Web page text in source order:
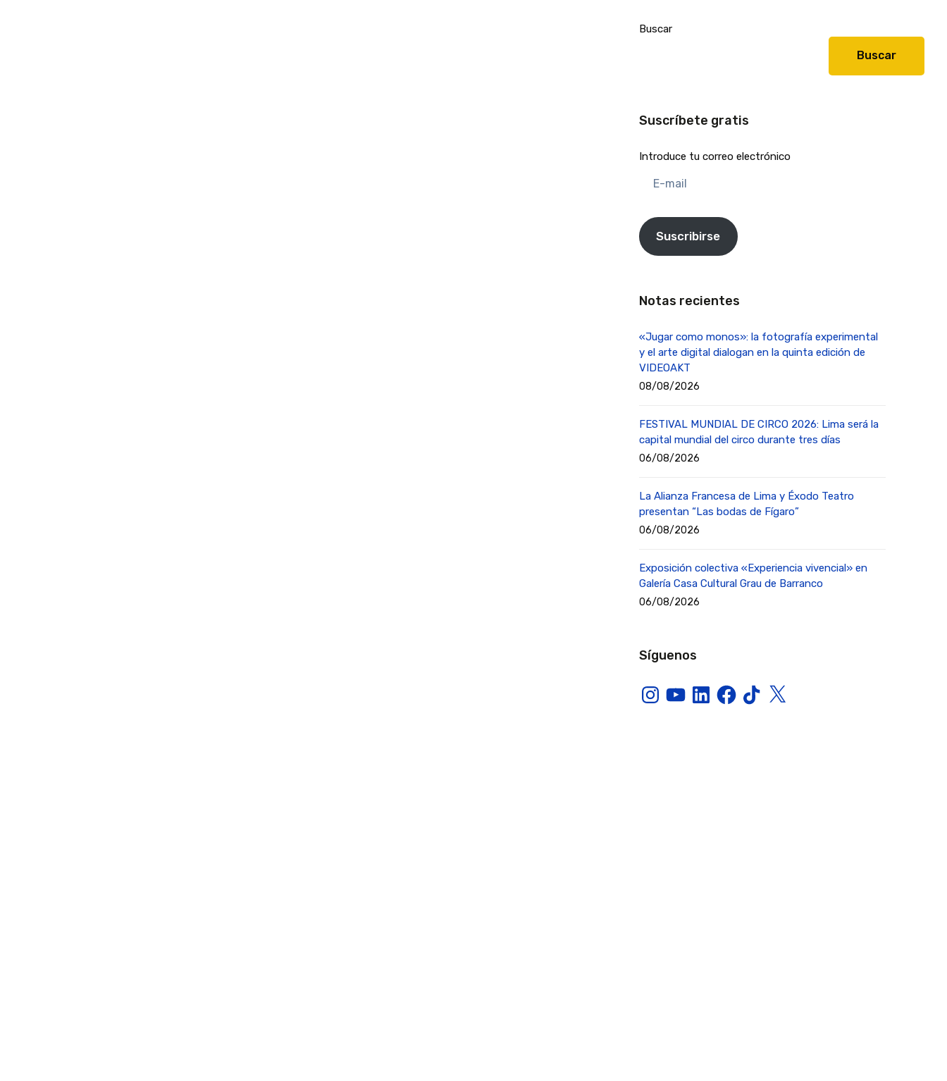
Buscar
Buscar
Suscríbete gratis
Introduce tu correo electrónico
mail
Suscribirse
Notas recientes
«Jugar como monos»: la fotografía experimental
y el arte digital dialogan en la quinta edición de
VIDEOAKT
08/08/2026
FESTIVAL MUNDIAL DE CIRCO 2026: Lima será la
capital mundial del circo durante tres días
06/08/2026
La Alianza Francesa de Lima y Éxodo Teatro
presentan “Las bodas de Fígaro”
06/08/2026
Exposición colectiva «Experiencia vivencial» en
Galería Casa Cultural Grau de Barranco
06/08/2026
Síguenos
InstagramYouTubeLinkedInFacebook
TikTokX